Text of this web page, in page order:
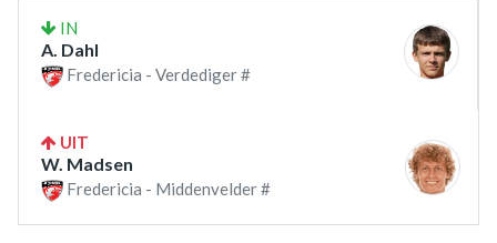
IN
A. Dahl
Fredericia - Verdediger #
UIT
W. Madsen
Fredericia - Middenvelder #